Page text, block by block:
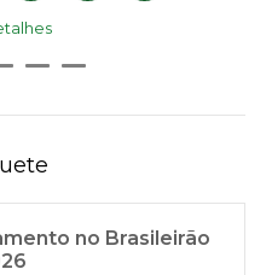
no Brasileirão